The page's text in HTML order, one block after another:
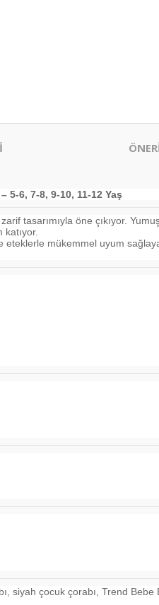
5-6, 7-8, 9-10, 11-12 Yaş
, zarif tasarımıyla öne çıkıyor.
eteklerle mükemmel uyum
siyah çocuk çorabı, Trend Bebe